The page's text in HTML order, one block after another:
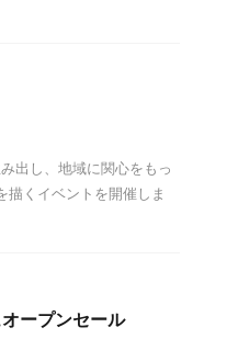
出し、地域に関心をもっ
くイベントを開催しま
ープンセール